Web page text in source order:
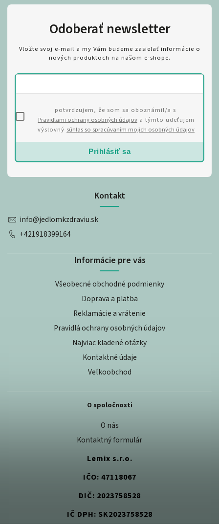
Kontakt
info@jedlomkzdraviu.sk
+421918399164
Informácie pre vás
Všeobecné obchodné podmienky
Doprava a platba
Reklamácie a vrátenie
Pravidlá ochrany osobných údajov
Najviac kladené otázky
Kontaktné údaje
Veľkoobchod
O spoločnosti
O nás
Kontaktný formulár
Lemix s.r.o.
IČO: 47118067
DIČ: 2023758528
IČ DPH: SK2023758528
Odoberať newsletter
Vložte svoj e-mail a my Vám budeme zasielať informácie o
nových produktoch na našom e-shope.
potvrdzujem, že som sa oboznámil/a s
Pravidlami ochrany osobných údajova týmto udeľujem
výslovný súhlas so spracúvaním mojich osobných údajov
Prihlásiť sa